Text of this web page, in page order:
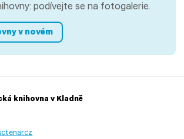
podívejte se na fotogalerie.
v novém
knihovna v Kladně